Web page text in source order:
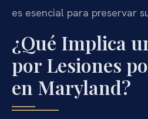
es esencial para preservar
¿Qué Implica
por Lesiones
en Maryland?